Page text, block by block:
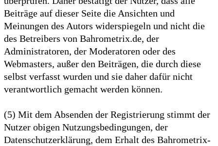
Beiträge auf dieser Seite die Ansichten und
Meinungen des Autors widerspiegeln und nicht die
des Betreibers von Bahrometrix.de, der
Administratoren, der Moderatoren oder des
Webmasters, außer den Beiträgen, die durch diese
selbst verfasst wurden und sie daher dafür nicht
verantwortlich gemacht werden können.
(5) Mit dem Absenden der Registrierung stimmt der
Nutzer obigen Nutzungsbedingungen, der
Datenschutzerklärung, dem Erhalt des Bahrometrix-